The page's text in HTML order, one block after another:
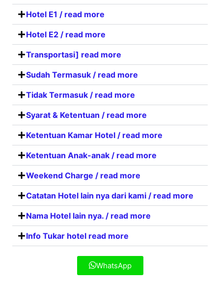
Hotel E1 / read more
Hotel E2 / read more
Transportasi] read more
Sudah Termasuk / read more
Tidak Termasuk / read more
Syarat & Ketentuan / read more
Ketentuan Kamar Hotel / read more
Ketentuan Anak-anak / read more
Weekend Charge / read more
Catatan Hotel lain nya dari kami / read more
Nama Hotel lain nya. / read more
Info Tukar hotel read more
WhatsApp